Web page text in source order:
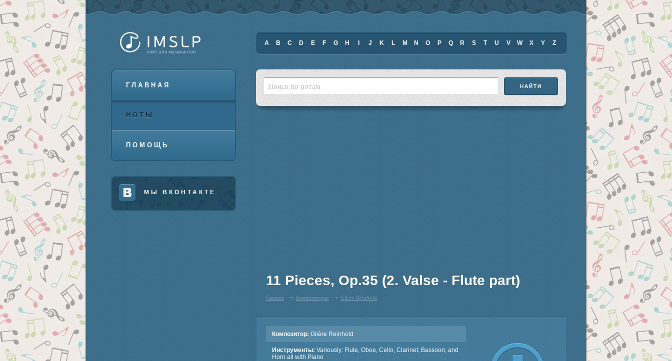
ГЛАВНАЯ
НОТЫ
ПОМОЩЬ
МЫ ВКОНТАКТЕ
A B C D E F G H J K L M N O P Q R S T U V W X Y Z
11 Pieces, Op.35 (2. Valse - Flute part)
Главная Композиторы Glière Reinhold
Композитор: Glière Reinhold
Инструменты: Variously: Flute, Oboe, Cello, Clarinet, Bassoon, and
Horn all with Piano